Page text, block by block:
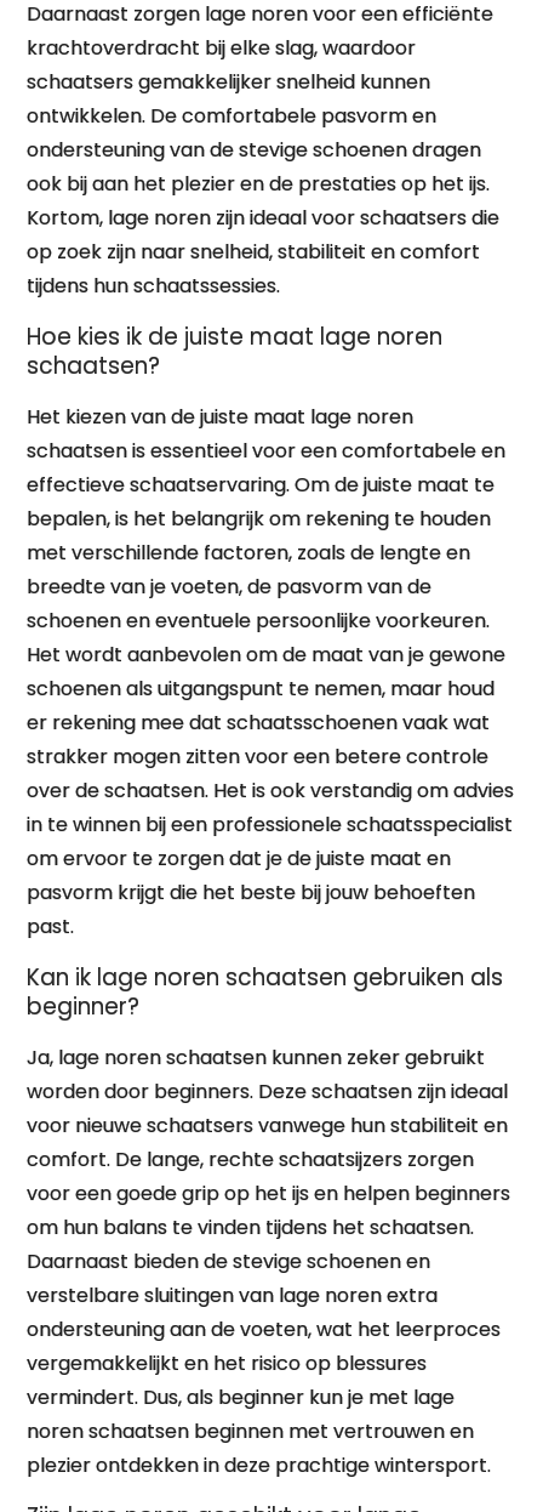
Daarnaast zorgen lage noren voor een efficiënte
krachtoverdracht bij elke slag, waardoor
schaatsers gemakkelijker snelheid kunnen
ontwikkelen. De comfortabele pasvorm en
ondersteuning van de stevige schoenen dragen
ook bij aan het plezier en de prestaties op het ijs.
Kortom, lage noren zijn ideaal voor schaatsers die
op zoek zijn naar snelheid, stabiliteit en comfort
tijdens hun schaatssessies.
Hoe kies ik de juiste maat lage noren
schaatsen?
Het kiezen van de juiste maat lage noren
schaatsen is essentieel voor een comfortabele en
effectieve schaatservaring. Om de juiste maat te
bepalen, is het belangrijk om rekening te houden
met verschillende factoren, zoals de lengte en
breedte van je voeten, de pasvorm van de
schoenen en eventuele persoonlijke voorkeuren.
Het wordt aanbevolen om de maat van je gewone
schoenen als uitgangspunt te nemen, maar houd
er rekening mee dat schaatsschoenen vaak wat
strakker mogen zitten voor een betere controle
over de schaatsen. Het is ook verstandig om advies
in te winnen bij een professionele schaatsspecialist
om ervoor te zorgen dat je de juiste maat en
pasvorm krijgt die het beste bij jouw behoeften
past.
Kan ik lage noren schaatsen gebruiken als
beginner?
Ja, lage noren schaatsen kunnen zeker gebruikt
worden door beginners. Deze schaatsen zijn ideaal
voor nieuwe schaatsers vanwege hun stabiliteit en
comfort. De lange, rechte schaatsijzers zorgen
voor een goede grip op het ijs en helpen beginners
om hun balans te vinden tijdens het schaatsen.
Daarnaast bieden de stevige schoenen en
verstelbare sluitingen van lage noren extra
ondersteuning aan de voeten, wat het leerproces
vergemakkelijkt en het risico op blessures
vermindert. Dus, als beginner kun je met lage
noren schaatsen beginnen met vertrouwen en
plezier ontdekken in deze prachtige wintersport.